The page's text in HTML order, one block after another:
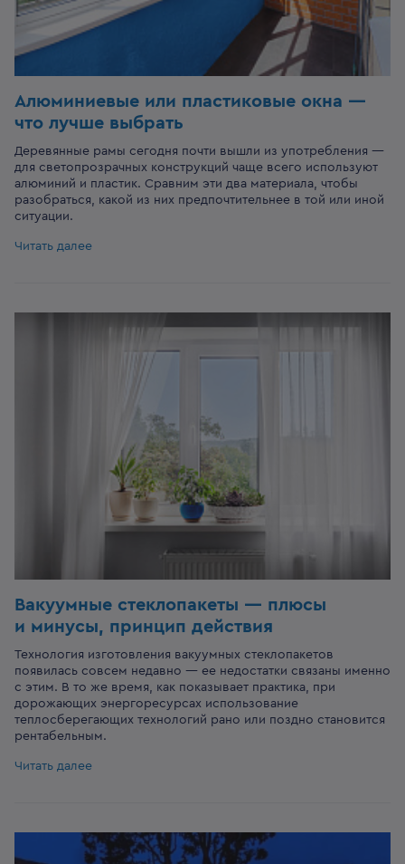
Алюминиевые или пластиковые окна —
что лучше выбрать
Деревянные рамы сегодня почти вышли из употребления —
для светопрозрачных конструкций чаще всего используют
алюминий и пластик. Сравним эти два материала, чтобы
разобраться, какой из них предпочтительнее в той или иной
ситуации.
Читать далее
Вакуумные стеклопакеты — плюсы
и минусы, принцип действия
Технология изготовления вакуумных стеклопакетов
появилась совсем недавно — ее недостатки связаны именно
с этим. В то же время, как показывает практика, при
дорожающих энергоресурсах использование
теплосберегающих технологий рано или поздно становится
рентабельным.
Читать далее